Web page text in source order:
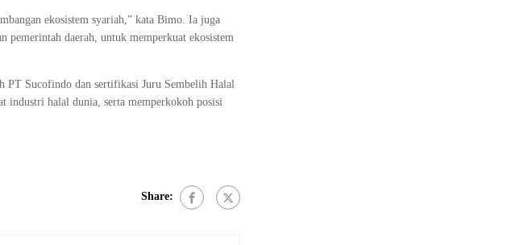
ekosistem syariah,” kata Bimo. Ia juga
pemerintah daerah, untuk memperkuat ekosistem
PT Sucofindo dan sertifikasi Juru Sembelih Halal
industri halal dunia, serta memperkokoh posisi
Share: